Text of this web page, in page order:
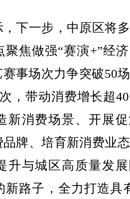
一步，中原区将
焦做强“赛演+”经
事场次力争突破50
，带动消费增长超
新消费场景、开展
牌、培育新消费业
升与城区高质量发
新路子，全力打造具